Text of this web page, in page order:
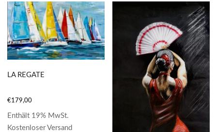
LA REGATE
€179,00
Enthält 19% MwSt.
Kostenloser Versand